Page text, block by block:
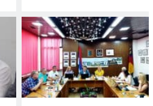
GRADSKOJ KUĆI?